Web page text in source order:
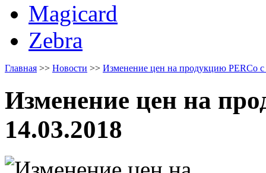
Magicard
Zebra
Главная >> Новости >> Изменение цен на продукцию PERCo с
Изменение цен на
14.03.2018